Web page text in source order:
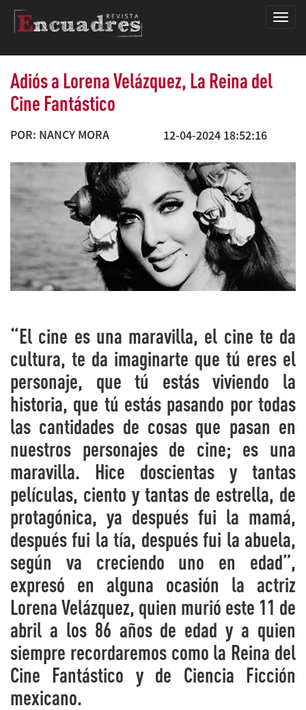
Adiós a Lorena Velázquez, La Reina del
Cine Fantástico
POR: NANCY MORA 12-04-2024 18:52:16
“El cine es una maravilla, el cine te da
cultura, te da imaginarte que tú eres el
personaje, que tú estás viviendo la
historia, que tú estás pasando por todas
las cantidades de cosas que pasan en
nuestros personajes de cine; es una
maravilla. Hice doscientas y tantas
películas, ciento y tantas de estrella, de
protagónica, ya después fui la mamá,
después fui la tía, después fui la abuela,
según va creciendo uno en edad”,
expresó en alguna ocasión la actriz
Lorena Velázquez, quien murió este 11 de
abril a los 86 años de edad y a quien
siempre recordaremos como la Reina del
Cine Fantástico y de Ciencia Ficción
mexicano.